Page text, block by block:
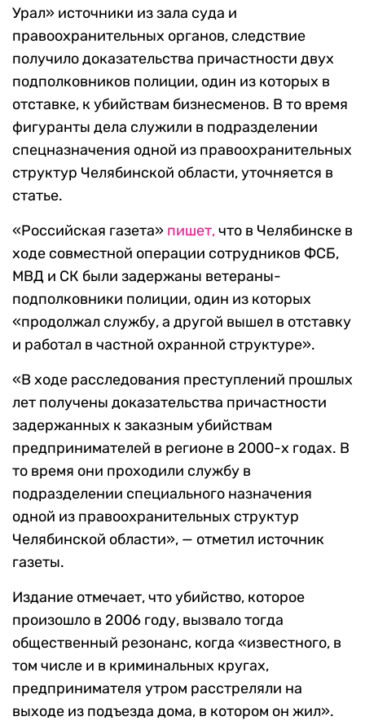
Урал» источники из зала суда и
правоохранительных органов, следствие
получило доказательства причастности двух
подполковников полиции, один из которых в
отставке, к убийствам бизнесменов. В то время
фигуранты дела служили в подразделении
спецназначения одной из правоохранительных
структур Челябинской области, уточняется в
статье.
«Российская газета» пишет,что в Челябинске в
ходе совместной операции сотрудников ФСБ,
МВД и СК были задержаны ветераны-
подполковники полиции, один из которых
«продолжал службу, а другой вышел в отставку
и работал в частной охранной структуре».
«В ходе расследования преступлений прошлых
лет получены доказательства причастности
задержанных к заказным убийствам
предпринимателей в регионе в 2000-х годах. В
то время они проходили службу в
подразделении специального назначения
одной из правоохранительных структур
Челябинской области», — отметил источник
газеты.
Издание отмечает, что убийство, которое
произошло в 2006 году, вызвало тогда
общественный резонанс, когда «известного, в
том числе и в криминальных кругах,
предпринимателя утром расстреляли на
выходе из подъезда дома, в котором он жил».